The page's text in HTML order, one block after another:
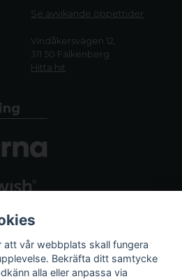
Se avvikande öppettider
Vindåkersvägen 12,
311 50 Falkenberg
Hitta hit
vår webbplats skall fungera
Bekräfta ditt samtycke
alla eller anpassa via